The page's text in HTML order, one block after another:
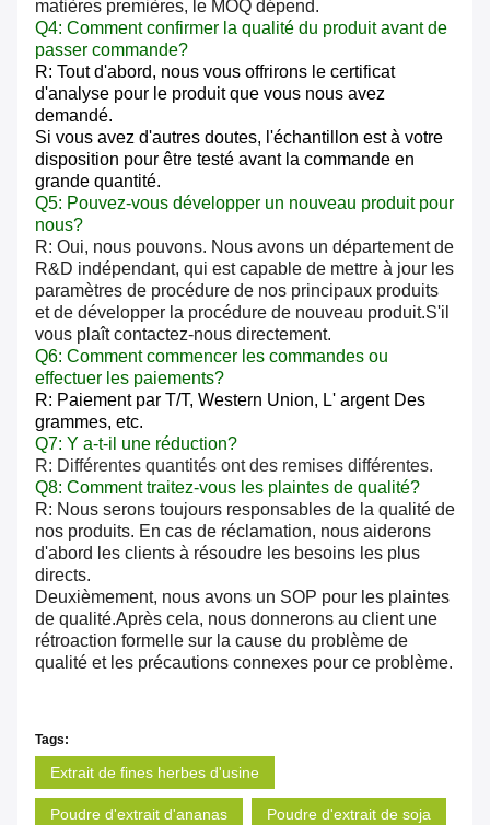
matières premières, le MOQ dépend.
Q4: Comment confirmer la qualité du produit avant de
passer commande?
R: Tout d'abord, nous vous offrirons le certificat
d'analyse pour le produit que vous nous avez
demandé.
Si vous avez d'autres doutes, l'échantillon est à votre
disposition pour être testé avant la commande en
grande quantité.
Q5: Pouvez-vous développer un nouveau produit pour
nous?
R: Oui, nous pouvons. Nous avons un département de
R&D indépendant, qui est capable de mettre à jour les
paramètres de procédure de nos principaux produits
et de développer la procédure de nouveau produit.S'il
vous plaît contactez-nous directement.
Q6: Comment commencer les commandes ou
effectuer les paiements?
R: Paiement par T/T, Western Union, L' argent Des
grammes, etc.
Q7: Y a-t-il une réduction?
R: Différentes quantités ont des remises différentes.
Q8: Comment traitez-vous les plaintes de qualité?
R: Nous serons toujours responsables de la qualité de
nos produits. En cas de réclamation, nous aiderons
d'abord les clients à résoudre les besoins les plus
directs.
Deuxièmement, nous avons un SOP pour les plaintes
de qualité.Après cela, nous donnerons au client une
rétroaction formelle sur la cause du problème de
qualité et les précautions connexes pour ce problème.
Tags:
Extrait de fines herbes d'usine
Poudre d'extrait d'ananas Poudre d'extrait de soja